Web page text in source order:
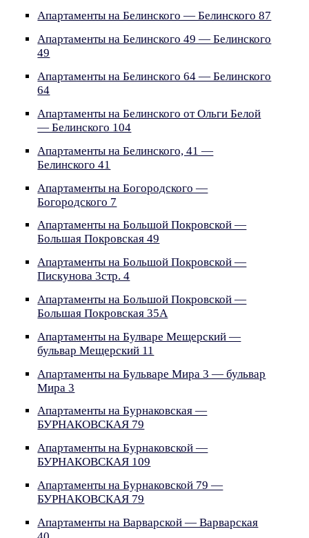
Апартаменты на Белинского — Белинского 87
Апартаменты на Белинского 49 — Белинского
49
Апартаменты на Белинского 64 — Белинского
64
Апартаменты на Белинского от Ольги Белой
— Белинского 104
Апартаменты на Белинского, 41 —
Белинского 41
Апартаменты на Богородского —
Богородского 7
Апартаменты на Большой Покровской —
Большая Покровская 49
Апартаменты на Большой Покровской —
Пискунова 3стр. 4
Апартаменты на Большой Покровской —
Большая Покровская 35A
Апартаменты на Булваре Мещерский —
бульвар Мещерский 11
Апартаменты на Бульваре Мира 3 — бульвар
Мира 3
Апартаменты на Бурнаковская —
БУРНАКОВСКАЯ 79
Апартаменты на Бурнаковской —
БУРНАКОВСКАЯ 109
Апартаменты на Бурнаковской 79 —
БУРНАКОВСКАЯ 79
Апартаменты на Варварской — Варварская